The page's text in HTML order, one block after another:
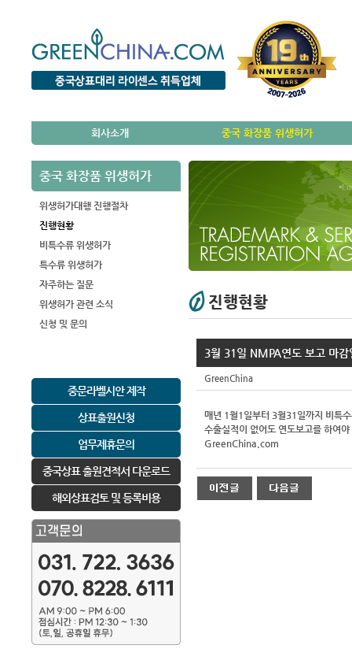
회사소개 중국 화장품 위생허가
중국 화장품 위생허가
위생허가대행 진행절차
진행현황
비특수류 위생허가
특수류 위생허가
자주하는 질문
위생허가 관련 소식
신청 및 문의
중문라벨시안 제작
상표출원신청
업무제휴문의
중국상표 출원견적서 다운로드
해외상표검토 및 등록비용
진행현황
3월 31일 NMPA연도 보고 마감
GreenChina
매년 1월1일부터 3월31일까지 비특
수출실적이 없어도 연도보고를 하여
GreenChina.com